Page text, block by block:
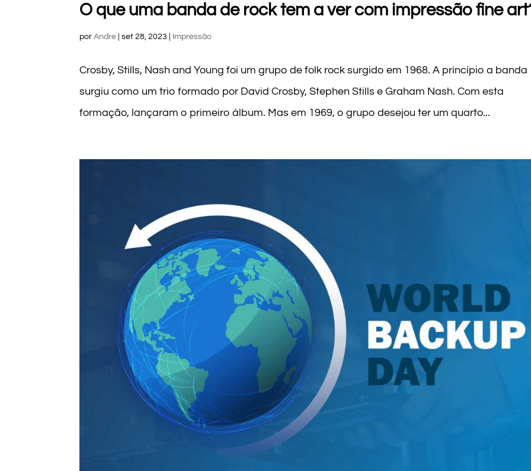
O que uma banda de rock tem a ver com impressão fine
porAndre |set 28, 2023 Impressão
Crosby, Stills, Nash and Young foi um grupo de folk rock surgido em 1968. A princípio a banda
surgiu como um trio formado por David Crosby, Stephen Stills e Graham Nash. Com esta
formação, lançaram o primeiro álbum. Mas em 1969, o grupo desejou ter um quarto...